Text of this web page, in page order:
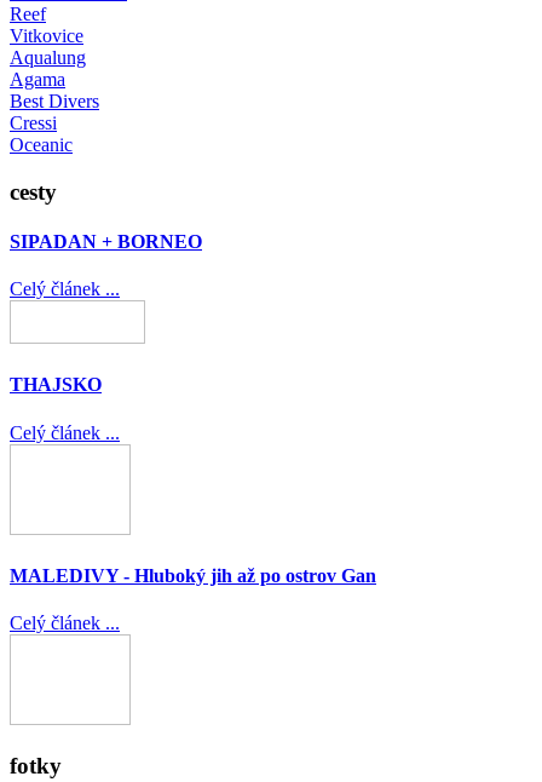
Reef
Vitkovice
Aqualung
Agama
Best Divers
Cressi
Oceanic
cesty
SIPADAN + BORNEO
Celý článek ...
THAJSKO
Celý článek ...
MALEDIVY - Hluboký jih až po ostrov Gan
Celý článek ...
fotky